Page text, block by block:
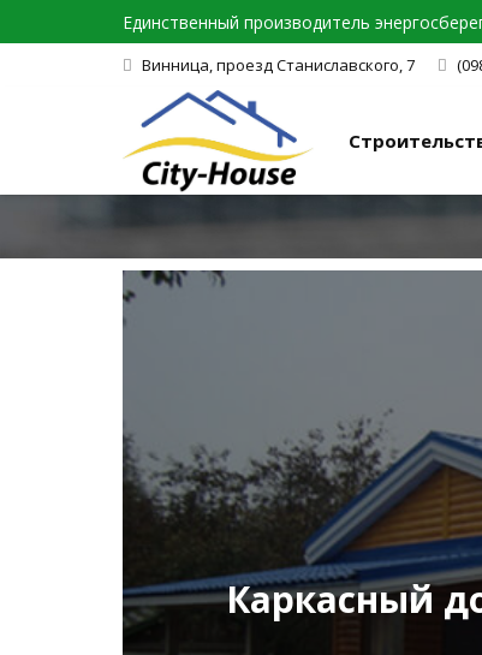
Единственный производитель
Винница, проезд Станиславского, 7
Каркасный